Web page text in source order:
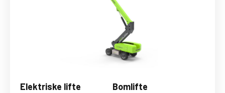
Elektriske lifte Bomlifte